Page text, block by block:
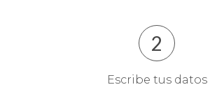
2
Escribe tus datos